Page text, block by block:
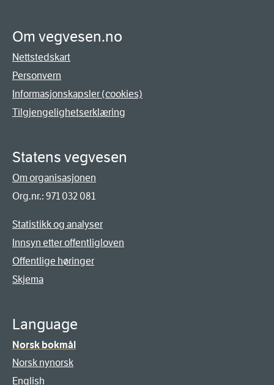
Om vegvesen.no
Nettstedskart
Personvern
Informasjonskapsler (cookies)
Tilgjengelighetserklæring
Statens vegvesen
Om organisasjonen
Org.nr.: 971 032 081
Statistikk og analyser
Innsyn etter offentligloven
Offentlige høringer
Skjema
Language
Norsk bokmål
Norsk nynorsk
English